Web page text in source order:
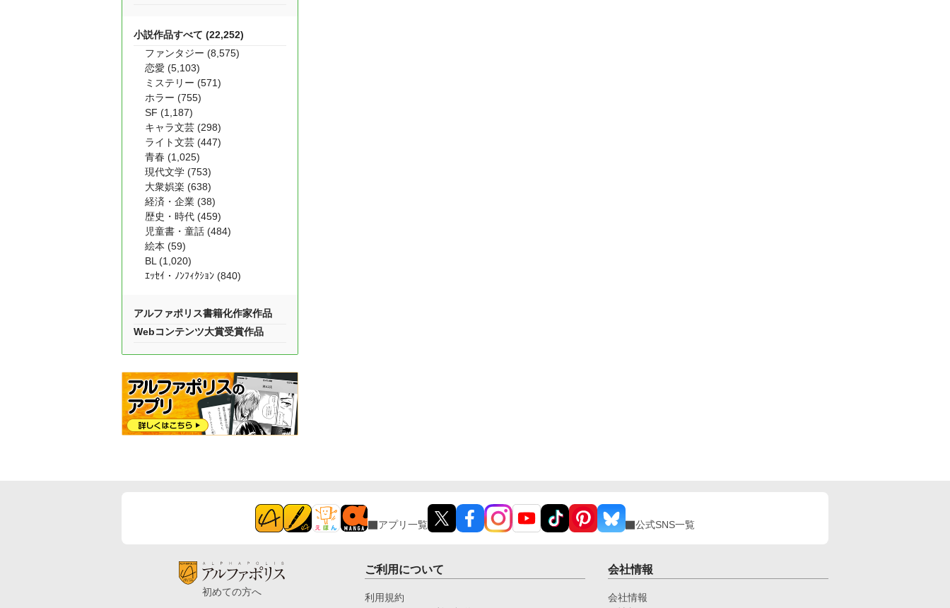
小説作品すべて (22,252)
ファンタジー (8,575)
恋愛 (5,103)
ミステリー (571)
ホラー (755)
SF (1,187)
キャラ文芸 (298)
ライト文芸 (447)
青春 (1,025)
現代文学 (753)
大衆娯楽 (638)
経済・企業 (38)
歴史・時代 (459)
児童書・童話 (484)
絵本 (59)
BL (1,020)
ｴｯｾｲ・ﾉﾝﾌｨｸｼｮﾝ (840)
アルファポリス書籍化作家作品
Webコンテンツ大賞受賞作品
アプリ一覧 公式SNS一覧
初めての方へ
ご利用について
利用規約
会社情報
会社情報